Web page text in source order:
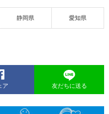
静岡県 愛知県
ア 友だちに送る